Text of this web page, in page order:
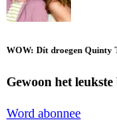
WOW: Dít droegen Quinty
Gewoon het
Word abonnee